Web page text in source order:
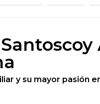
y su mayor pasión